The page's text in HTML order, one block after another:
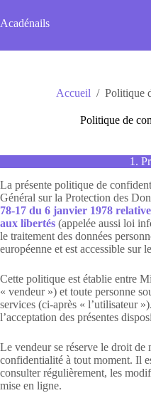
au
contenu
Acadénails
Accueil / Politique
Politique de
1.
La présente politique de
Général sur la Protection des
78-17 du 6 janvier 1978
aux libertés (appelée aussi loi
le traitement des données
européenne et est accessible sur
Cette politique est établie entre
« vendeur ») et toute personne
services (ci-après « l’utilisateur
l’acceptation des présentes
Le vendeur se réserve le droit
confidentialité à tout moment. Il
consulter régulièrement, les
mise en ligne.